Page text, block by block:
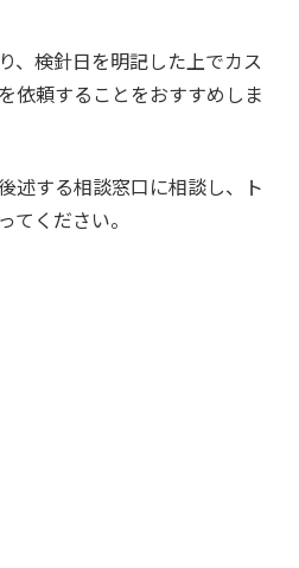
、検針日を明記した上でカス
依頼することをおすすめしま
述する相談窓口に相談し、ト
てください。